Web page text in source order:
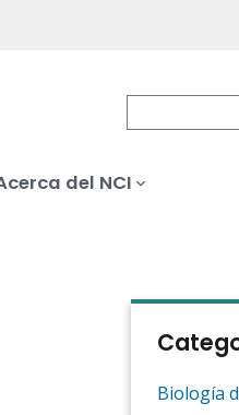
del NCI
Biología